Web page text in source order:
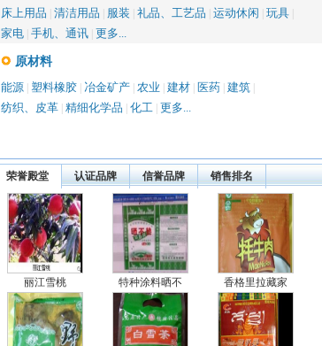
床上用品 清洁用品 服装 礼品、工艺品 运动休闲 玩具
家电 手机、通讯 更多...
原材料
能源 塑料橡胶 冶金矿产 农业 建材 医药 建筑
纺织、皮革 精细化学品 化工 更多...
荣誉殿堂 认证品牌 信誉品牌 销售排名
丽江雪桃 特种涂料晒不 香格里拉藏家